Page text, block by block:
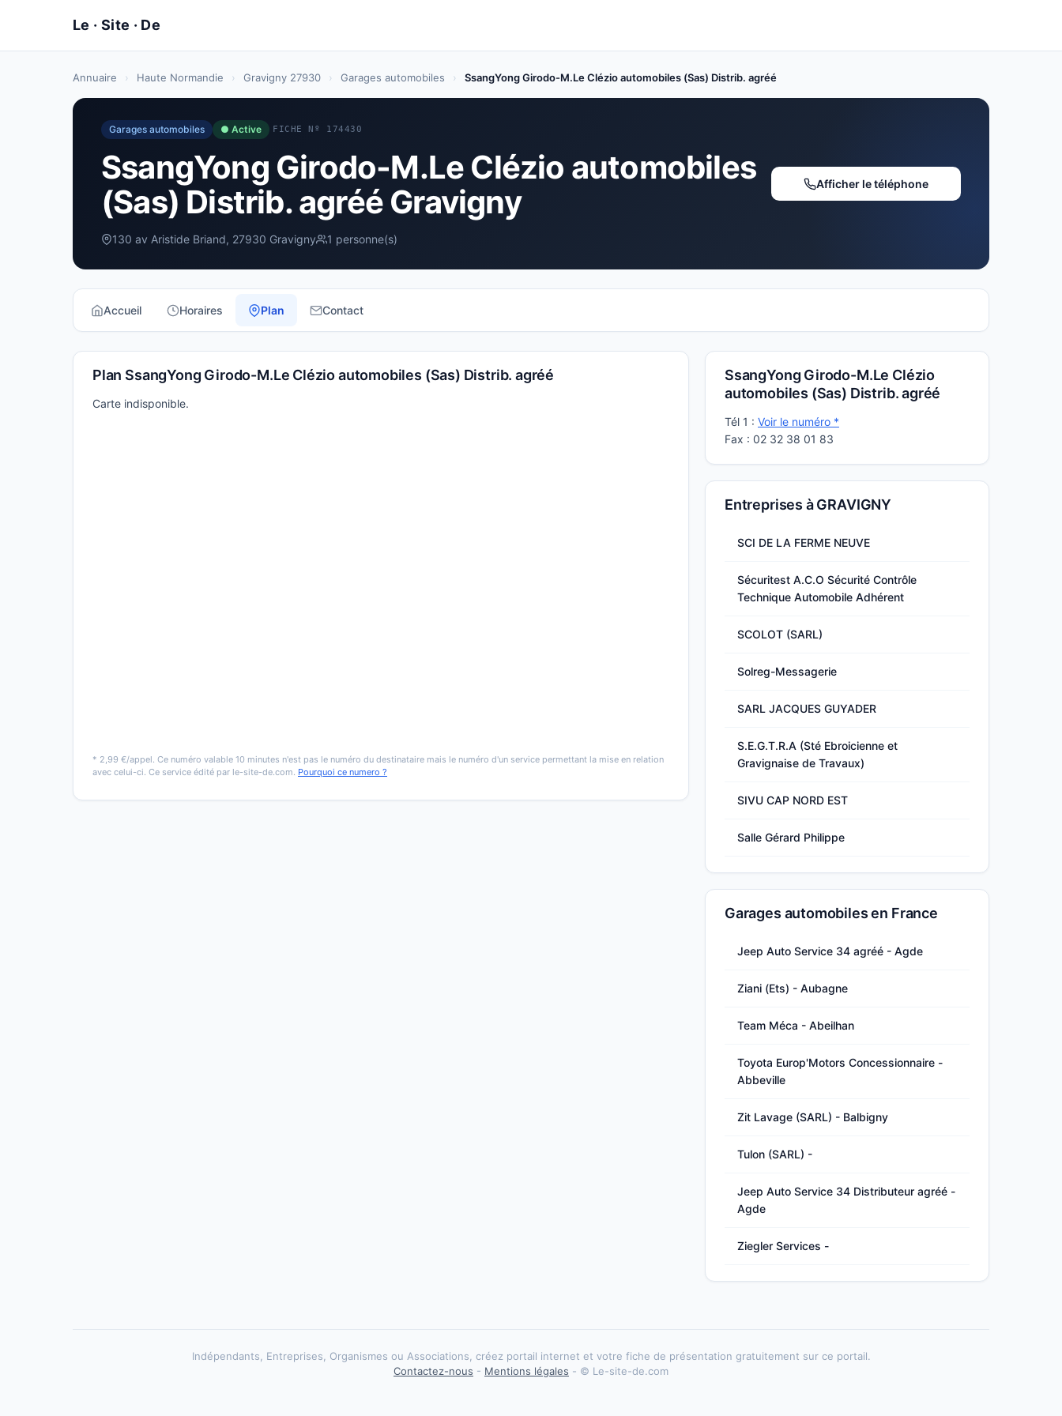
Annuaire › Haute Normandie › Gravigny 27930 › Garages automobiles › SsangYong Girodo-M.Le Clézio automobiles (Sas) Distrib. agréé
Garages automobiles ● Active FICHE Nº 174430
SsangYong Girodo-M.Le Clézio automobiles
(Sas) Distrib. agréé Gravigny
130 av Aristide Briand, 27930 Gravigny 1 personne(s)
Afficher le téléphone
Accueil Horaires Plan Contact
Plan SsangYong Girodo-M.Le Clézio automobiles (Sas) Distrib. agréé
Carte indisponible.
* 2,99 €/appel. Ce numéro valable 10 minutes n'est pas le numéro du destinataire mais le numéro d'un service permettant la mise en relation
avec celui-ci. Ce service édité par le-site-de.com. Pourquoi ce numero ?
SsangYong Girodo-M.Le Clézio
automobiles (Sas) Distrib. agréé
Tél 1 : Voir le numéro *
Fax : 02 32 38 01 83
Entreprises à GRAVIGNY
SCI DE LA FERME NEUVE
Sécuritest A.C.O Sécurité Contrôle
Technique Automobile Adhérent
SCOLOT (SARL)
Solreg-Messagerie
SARL JACQUES GUYADER
S.E.G.T.R.A (Sté Ebroicienne et
Gravignaise de Travaux)
SIVU CAP NORD EST
Salle Gérard Philippe
Garages automobiles en France
Jeep Auto Service 34 agréé - Agde
Ziani (Ets) - Aubagne
Team Méca - Abeilhan
Toyota Europ'Motors Concessionnaire -
Abbeville
Zit Lavage (SARL) - Balbigny
Tulon (SARL) -
Jeep Auto Service 34 Distributeur agréé -
Agde
Ziegler Services -
Indépendants, Entreprises, Organismes ou Associations, créez portail internet et votre fiche de présentation gratuitement sur ce portail.
Contactez-nous - Mentions légales - © Le-site-de.com